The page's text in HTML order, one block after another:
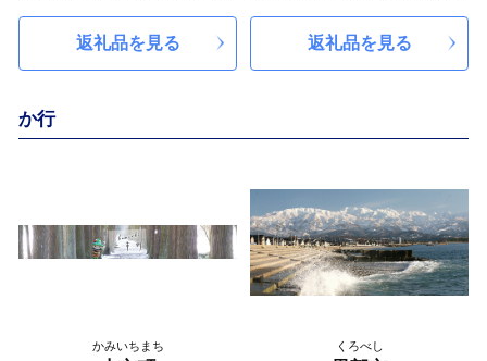
形が特徴です。山からの清らかな
雪解け水は、川や伏流水となって
いしい魚の宝庫となっています。
特産品は、新鮮な魚介類、昆布じ
返礼品を見る
が置かれたことから、宿場町・城
下町として栄えてきました。 現
皆様から広くご寄附を募り、これ
からのまちづくりに役立ててまい
りますので、応援をよろしくお願
いいたします。
返礼品を見る
か行
かみいちまち くろべし